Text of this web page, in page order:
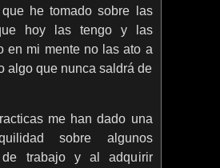
he tomado sobre las
hoy las tengo y las
en mi mente no las ato a
algo que nunca saldrá de
me han dado una
sobre algunos
trabajo y al adquirir